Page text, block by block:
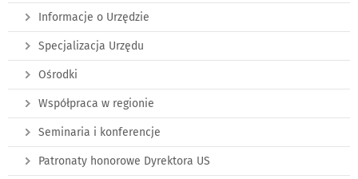
Informacje o Urzędzie
Specjalizacja Urzędu
Ośrodki
Współpraca w regionie
Seminaria i konferencje
Patronaty honorowe Dyrektora US